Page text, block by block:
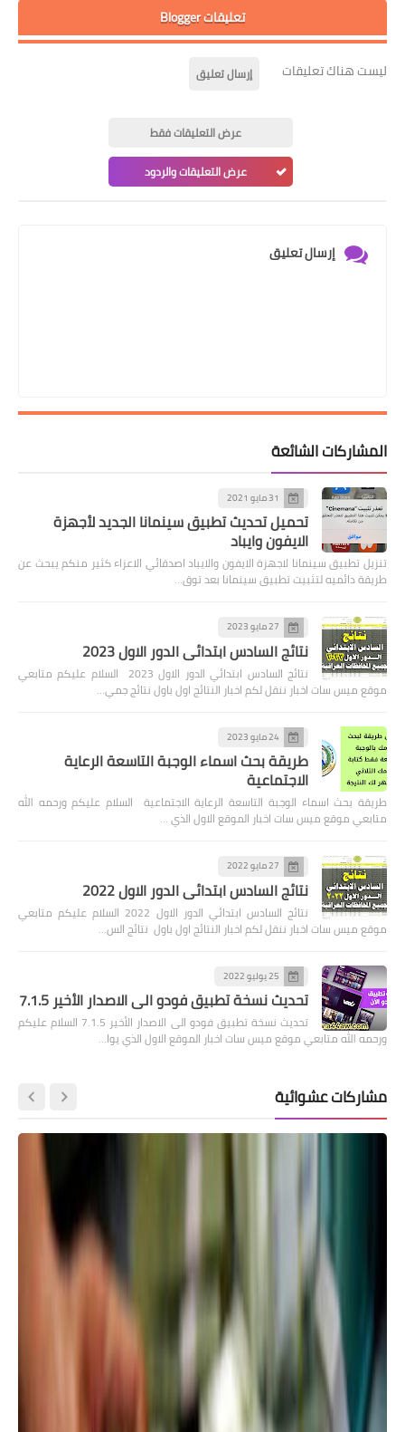
تعليقات Blogger
ليست هناك تعليقات إرسال تعليق
عرض التعليقات فقط
عرض التعليقات والردود
إرسال تعليق
المشاركات الشائعة
31 مايو 2021
تحميل تحديث تطبيق سينمانا الجديد لأجهزة
الايفون وايباد
تنزيل تطبيق سينمانا لاجهزة الايفون والايباد اصدقائي الاعزاء كثير منكم يبحث عن
طريقة دائميه لتثبيت تطبيق سينمانا بعد توق…
27 مايو 2023
نتائج السادس ابتدائي الدور الاول 2023
نتائج السادس ابتدائي الدور الاول 2023 السلام عليكم متابعي
موقع ميس سات اخبار ننقل لكم اخبار النتائج اول باول نتائج جمي…
24 مايو 2023
طريقة بحث اسماء الوجبة التاسعة الرعاية
الاجتماعية
طريقة بحث اسماء الوجبة التاسعة الرعاية الاجتماعية السلام عليكم ورحمه الله
متابعي موقع ميس سات اخبار الموقع الاول الذي …
27 مايو 2022
نتائج السادس ابتدائي الدور الاول 2022
نتائج السادس ابتدائي الدور الاول 2022 السلام عليكم متابعي
موقع ميس سات اخبار ننقل لكم اخبار النتائج اول باول نتائج الس…
25 يوليو 2022
تحديث نسخة تطبيق فودو الى الاصدار الأخير 7.1.5
تحديث نسخة تطبيق فودو الى الاصدار الأخير 7.1.5 السلام عليكم
ورحمه الله متابعي موقع ميس سات اخبار الموقع الاول الذي يوا…
مشاركات عشوائية